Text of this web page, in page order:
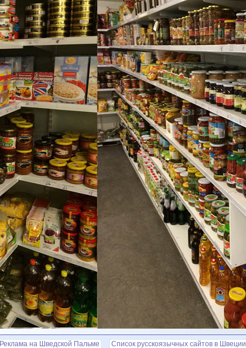
Реклама на Шведской Пальме Список русскоязычных сайтов в Швеции